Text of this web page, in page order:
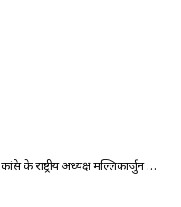
कांग्रेस के राष्ट्रीय अध्यक्ष मल्लिकार्जुन खड़गे से मिले राधा कृष्ण किशोर